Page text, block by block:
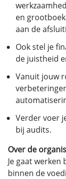
en
aan de
Ook stel je
de juistheid
Vanuit jouw
Verder voer
bij audits.
Over de
Je gaat
binnen de